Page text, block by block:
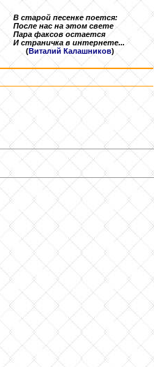
В старой песенке поется:
После нас на этом свете
Пара факсов остается
И страничка в интернете...
(Виталий Калашников)